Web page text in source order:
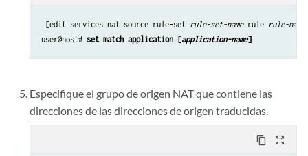
[edit services nat source rule-set rule-set-name rule rule-name
user@host# set match application [application-name]
Especifique el grupo de origen NAT que contiene las
direcciones de las direcciones de origen traducidas.
content_copy zoom_out_map